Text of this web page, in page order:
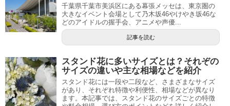
千葉県千葉市美浜区にある幕張メッセは、東京圏の
大きなイベント会場として乃木坂46やけやき坂46な
どのアイドルの握手会、アニメや声優...
記事を読む
スタンド花に多いサイズとは？それぞの
サイズの違いや主な相場などを紹介
スタンド花には一段や二段など、さまざまなサイズ
があり、それぞれ特徴や利便性、相場などが異なり
ます。本記事では、スタンド花のサイズごとの特徴